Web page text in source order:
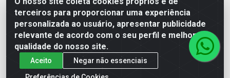
terceiros para proporcionar uma experiência
personalizada ao usuário, apresentar publicidade
relevante de acordo com o seu perfil e melhorar a
qualidade do nosso site.
Aceito
Negar não essenciais
Mercante Distribuidora - Rua Mercante, 699 - Aviário,
Feira de Santana/BA - CEP 44.096-218 - CNPJ
96.755.848/0001-08